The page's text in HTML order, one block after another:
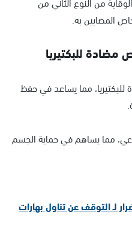
المصابين به.
مما يساعد في حفظ
مما يساهم في حماية الجسم
الجسم وضعف المناعة.. 8 أضرار لـ التوقف عن تناول بهارات